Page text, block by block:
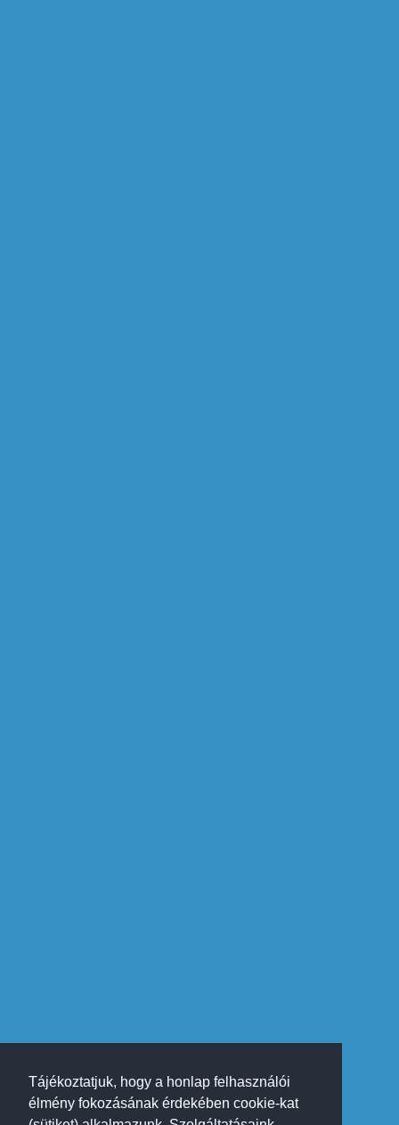
Tájékoztatjuk, hogy a honlap felhasználói
élmény fokozásának érdekében cookie-kat